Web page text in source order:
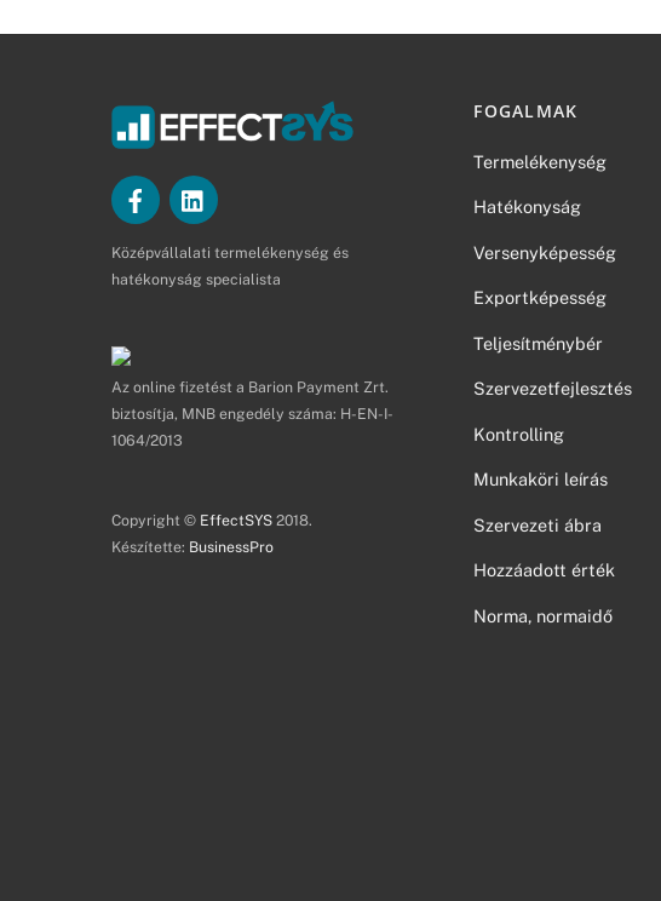
Középvállalati termelékenység és
hatékonyság specialista
Az online fizetést a Barion Payment Zrt.
biztosítja, MNB engedély száma: H-EN-I-
1064/2013
Copyright © EffectSYS 2018.
Készítette: BusinessPro
FOGALMAK
Termelékenység
Hatékonyság
Versenyképesség
Exportképesség
Teljesítménybér
Szervezetfejlesztés
Kontrolling
Munkaköri leírás
Szervezeti ábra
Hozzáadott érték
Norma, normaidő